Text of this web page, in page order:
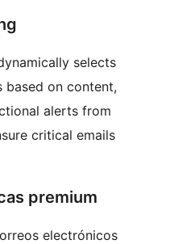
selects
based on content,
alerts from
critical emails
premium
electrónicos